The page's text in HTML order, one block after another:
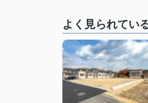
よく見られてい